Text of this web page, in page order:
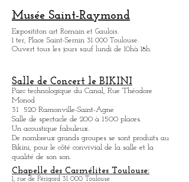
11, avenue Raymond Badiou 31 300 Toulouse.
Salle de concert.
Musée Saint-Raymond
Ouvert tous les jours sauf lundi de 10hà 18h.
Salle de Concert le BIKINI
Parc technologique du Canal, Rue Théodore
Monod
31 520 Ramonville-Saint-Agne
Salle de spectacle de 200 à 1500 places.
Un acoustique fabuleux.
De nombreux grands groupes se sont produits au
Bikini, pour le côté convivial de la salle et la